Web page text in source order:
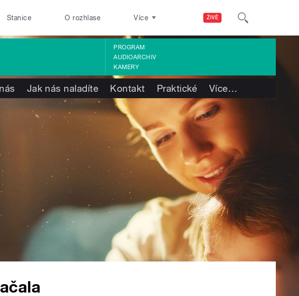
ŽIVĚ
Stanice O rozhlase Více
PROGRAM
AUDIOARCHIV
KAMERY
Jak nás naladíte Kontakt Praktické Více…